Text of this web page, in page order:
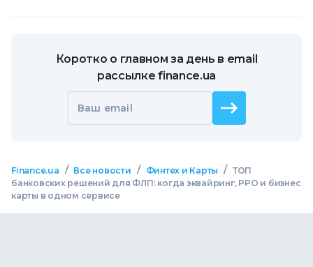
Коротко о главном за день в email
рассылке finance.ua
Ваш email
Finance.ua / Все новости / Финтех и Карты / ТОП
банковских решений для ФЛП: когда эквайринг, РРО и бизнес
карты в одном сервисе